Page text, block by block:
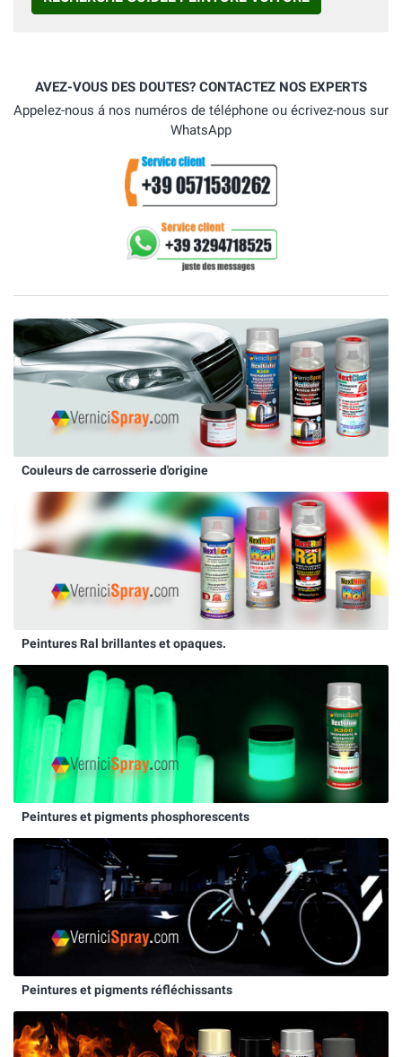
AVEZ-VOUS DES DOUTES? CONTACTEZ NOS EXPERTS
Appelez-nous á nos numéros de téléphone ou écrivez-nous sur
WhatsApp
Couleurs de carrosserie d'origine
Peintures Ral brillantes et opaques.
Peintures et pigments phosphorescents
Peintures et pigments réfléchissants